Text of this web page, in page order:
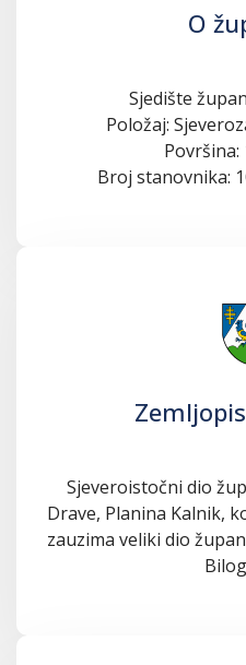
O
Sjedište
Položaj:
Površina:
Broj stanovnika:
Sjeveroistočni dio
Drave, Planina Kalnik,
zauzima veliki dio